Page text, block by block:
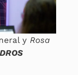
y Rosa